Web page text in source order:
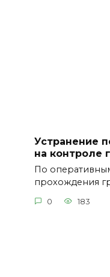
Устранение
на контроле
По
прохождения
0 183